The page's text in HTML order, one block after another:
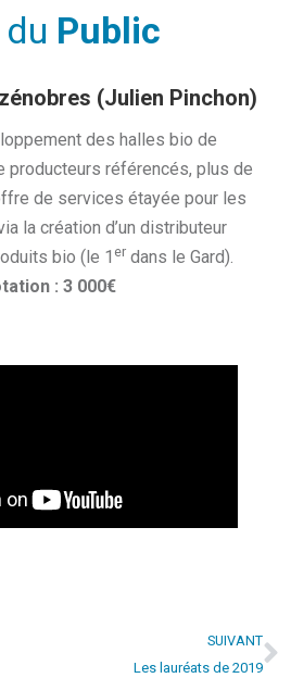
Public
(Julien Pinchon)
des halles bio de
producteurs référencés, plus de
de services étayée pour les
la création d’un distributeur
bio (le 1 erdans le Gard).
: 3 000€
SUIVANT
Les lauréats de 2019